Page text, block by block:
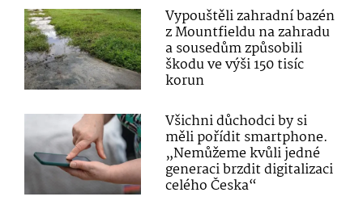
Vypouštěli zahradní bazén
z Mountfieldu na zahradu
a sousedům způsobili
škodu ve výši 150 tisíc
korun
Všichni důchodci by si
měli pořídit smartphone.
„Nemůžeme kvůli jedné
generaci brzdit digitalizaci
celého Česka“